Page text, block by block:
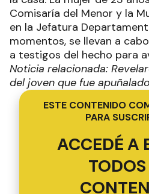
Comisaría del Menor y la
en la Jefatura
momentos, se llevan a
a testigos del hecho para
Noticia relacionada:
del joven que fue apuñalado
ESTE CONTENIDO
PARA
ACCEDÉ A